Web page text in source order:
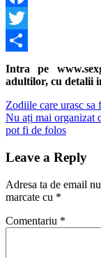
Facebook
Twitter
Share
Intra pe
adultilor, cu detalii
Navigare
în
Previous
Post:
Zodiile care urasc sa
Next
Post:
Nu ați mai organizat
pot fi de folos
Leave a Reply
Adresa ta de email
marcate cu *
Comentariu *